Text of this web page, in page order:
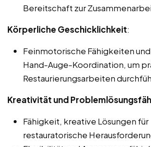
Bereitschaft zur
Körperliche Geschicklichkeit:
Feinmotorische Fähigkeiten
Hand-Auge-Koordination, um
Restaurierungsarbeiten
Kreativität und
Fähigkeit, kreative Lösungen für
restauratorische